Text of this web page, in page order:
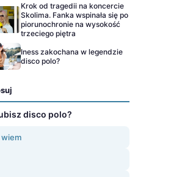
Krok od tragedii na koncercie
Skolima. Fanka wspinała się po
piorunochronie na wysokość
trzeciego piętra
Iness zakochana w legendzie
disco polo?
disco polo?
wiem